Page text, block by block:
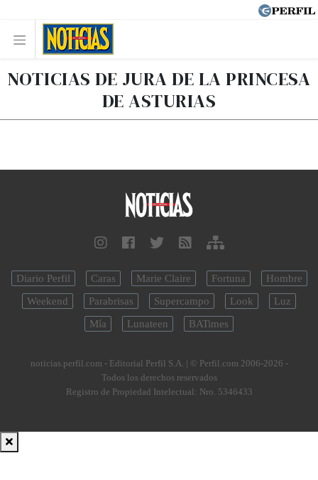
NOTICIAS DE JURA DE LA PRINCESA
DE ASTURIAS
Diario Perfil Caras Marie Claire Fortuna
Hombre
Weekend
Parabrisas Supercampo Look
Luz
Mía
Lunateen BATimes
noticias.perfil.com - Editorial Perfil S.A. | © Perfil.com 2006-2026 -
Todos los derechos reservados
Registro de Propiedad Intelectual: Nro. 5346433